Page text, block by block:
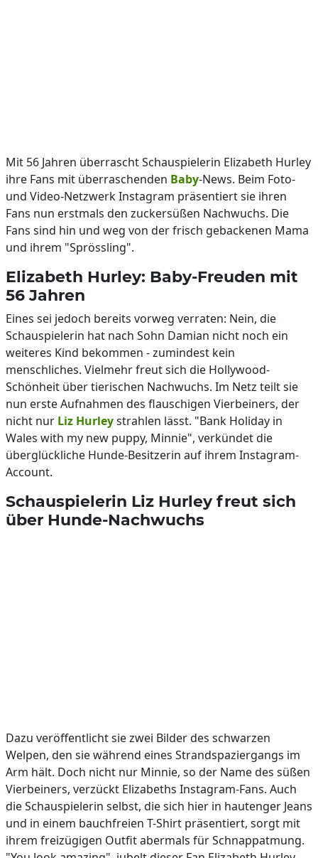
Mit 56 Jahren überrascht Schauspielerin Elizabeth Hurley
ihre Fans mit überraschenden Baby-News. Beim Foto-
und Video-Netzwerk Instagram präsentiert sie ihren
Fans nun erstmals den zuckersüßen Nachwuchs. Die
Fans sind hin und weg von der frisch gebackenen Mama
und ihrem "Sprössling".
Elizabeth Hurley: Baby-Freuden mit
56 Jahren
Eines sei jedoch bereits vorweg verraten: Nein, die
Schauspielerin hat nach Sohn Damian nicht noch ein
weiteres Kind bekommen - zumindest kein
menschliches. Vielmehr freut sich die Hollywood-
Schönheit über tierischen Nachwuchs. Im Netz teilt sie
nun erste Aufnahmen des flauschigen Vierbeiners, der
nicht nur Liz Hurleystrahlen lässt. "Bank Holiday in
Wales with my new puppy, Minnie", verkündet die
überglückliche Hunde-Besitzerin auf ihrem Instagram-
Account.
Schauspielerin Liz Hurley freut sich
über Hunde-Nachwuchs
Dazu veröffentlicht sie zwei Bilder des schwarzen
Welpen, den sie während eines Strandspaziergangs im
Arm hält. Doch nicht nur Minnie, so der Name des süßen
Vierbeiners, verzückt Elizabeths Instagram-Fans. Auch
die Schauspielerin selbst, die sich hier in hautenger Jeans
und in einem bauchfreien T-Shirt präsentiert, sorgt mit
ihrem freizügigen Outfit abermals für Schnappatmung.